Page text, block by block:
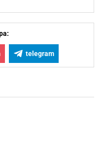
telegram